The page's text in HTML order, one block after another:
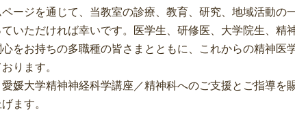
ージを通じて、当教室の診療、教育、研究、地域活動の
ていただければ幸いです。医学生、研修医、大学院生、精
をお持ちの多職種の皆さまとともに、これからの精神医
ります。
媛大学精神神経科学講座／精神科へのご支援とご指導を
ます。